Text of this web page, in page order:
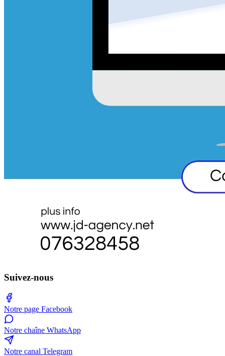
Suivez-nous
Notre page Facebook
Notre chaîne WhatsApp
Notre canal Telegram